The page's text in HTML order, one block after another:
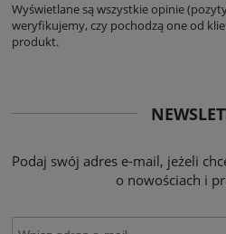
Wyświetlane są wszystkie opinie
weryfikujemy, czy pochodzą one od
produkt.
Podaj swój adres e-mail, jeżeli
o nowościach i